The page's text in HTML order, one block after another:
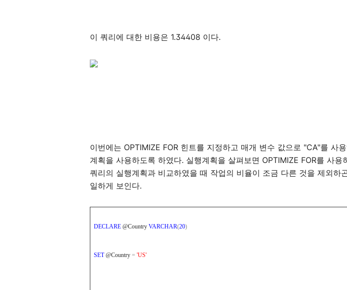
이 쿼리에 대한 비용은 1.34408 이다.
이번에는 OPTIMIZE FOR 힌트를 지정하고 매개 변수 값으로 "CA"를 사
계획을 사용하도록 하였다. 실행계획을 살펴보면 OPTIMIZE FOR를 사용
쿼리의 실행계획과 비교하였을 때 작업의 비율이 조금 다른 것을 제외하
일하게 보인다.
DECLARE @Country VARCHAR(20)
SET@Country = 'US'